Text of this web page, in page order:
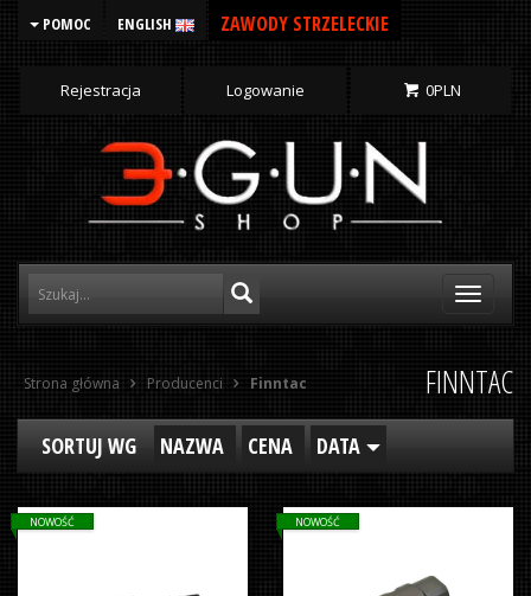
POMOC ENGLISH ZAWODY STRZELECKIE
Rejestracja Logowanie 0PLN
Toggle
Strona główna Producenci Finntac FINNTAC
SORTUJ WG NAZWA CENA DATA
NOWOŚĆ NOWOŚĆ